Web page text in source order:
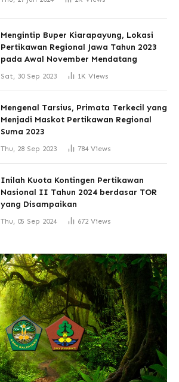
Mengintip Buper Kiarapayung, Lokasi
Pertikawan Regional Jawa Tahun 2023
pada Awal November Mendatang
Sat, 30 Sep 2023 1K Views
Mengenal Tarsius, Primata Terkecil yang
Menjadi Maskot Pertikawan Regional
Suma 2023
Thu, 28 Sep 2023 784 Views
Inilah Kuota Kontingen Pertikawan
Nasional II Tahun 2024 berdasar TOR
yang Disampaikan
Thu, 05 Sep 2024 672 Views